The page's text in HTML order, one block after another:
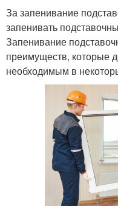
За запенивание
запенивать
Запенивание
преимуществ, которые
необходимым в